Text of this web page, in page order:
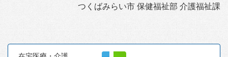
つくばみらい市 保健福祉部 介護福祉課